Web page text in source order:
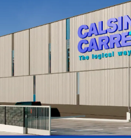
des synergies entre
« Nous sommes fiers
mission visant à changer le
de collaboration.
vision et les valeurs avec